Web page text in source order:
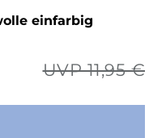
einfarbig
UVP 11,95 €